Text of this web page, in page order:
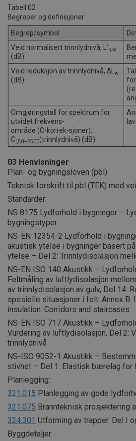
Tabell 02
Begreper og definisjoner
Begrep/symbol
Veid normalisert trinnlydnivå, L’n,w
(dB)
Veid reduksjon av trinnlydnivå, ΔL w
(dB)
Omgjøringstall for spektrum for
utvidet frekvens-
område (C-korrek-sjoner):
CI,50–2500(trinnlydnivå) (dB)
03 Henvisninger
Plan- og bygningsloven (pbl)
Teknisk forskrift til pbl (TEK) med
Standarder:
NS 8175 Lydforhold i bygninger –
bygningstyper
NS-EN 12354-2 Lydforhold i
akustisk ytelse i bygninger basert
ytelse – Del 2: Trinnlydisolasjon
NS-EN ISO 140 Akustikk –
Feltmåling av luftlydisolasjon
av trinnlydisolasjon av gulv, Del 14:
spesielle situasjoner i felt. Annex B:
insulation. Corridors and staircases
NS-EN ISO 717 Akustikk –
Vurdering av luftlydisolasjon, Del 2:
trinnlydnivå
NS-ISO 9052-1 Akustikk –
stivhet – Del 1: Elastisk bærelag for
Planlegging:
321.015 Planlegging av gode
321.075 Brannteknisk prosjektering
324.301 Utforming av trapper. Del I
Byggdetaljer: